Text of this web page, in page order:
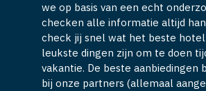
we op basis van een echt
checken alle informatie altijd
check jij snel wat het beste
leukste dingen zijn om te doen
vakantie. De beste aanbiedingen
bij onze partners (allemaal